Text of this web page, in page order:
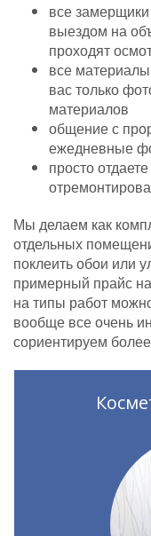
все
выездом на
проходят
все
вас только
материалов
общение с
ежедневные
просто
Мы делаем как
отдельных
поклеить обои или
примерный прайс
на типы работ
вообще все очень
сориентируем